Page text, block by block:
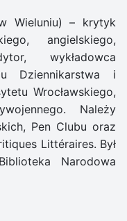
Wieluniu) – krytyk
angielskiego,
wykładowca
Dziennikarstwa i
Wrocławskiego,
Należy
Pen Clubu oraz
Littéraires. Był
Narodowa